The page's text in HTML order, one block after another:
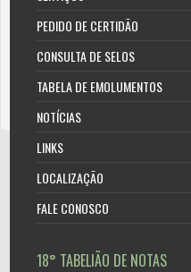
PEDIDO DE CERTIDÃO
CONSULTA DE SELOS
TABELA DE EMOLUMENTOS
NOTÍCIAS
LINKS
LOCALIZAÇÃO
FALE CONOSCO
18° TABELIÃO DE NOTAS